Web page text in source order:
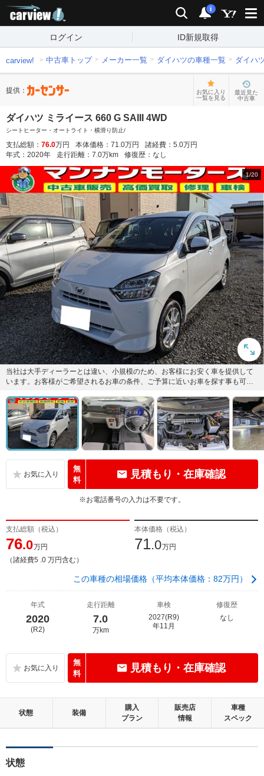
検索 通知
i
ログイン ID新規取得
carview! 中古車トップ メーカー一覧 ダイハツの車種一覧 ダイハ
提供：
お気に入り
一覧を見る
最近見た
中古車
ダイハツ ミライース 660 G SAIII 4WD
シートヒーター・オートライト・横滑り防止/
支払総額： 76.0万円 本体価格： 71.0万円 諸経費： 5.0万円
年式： 2020年 走行距離： 7.0万km 修復歴： なし
1/20
当社は大手ディーラーとは違い、小規模のため、お客様にお安く車を提供して
います。お客様がご希望されるお車の条件、ご予算に近いお車を探す事も可能
無
料
見積もり・在庫確認
※お電話番号の入力は不要です。
支払総額（税込）
76.0万円
（諸経費5 .0 万円含む）
本体価格（税込）
71.0万円
この車種の相場価格（平均本体価格：82万円）
年式
2020
(R2)
走行距離
7.0
万km
車検
2027(R9)
年11月
修復歴
なし
無
料
見積もり・在庫確認
状態 装備
購入
プラン
販売店
情報
車種
スペック
状態